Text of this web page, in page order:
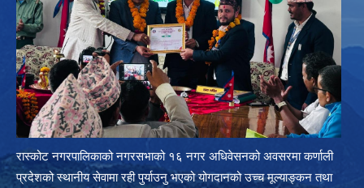
रास्कोट नगरपालिकाको नगरसभाको १६ नगर अधिवेसनको अवसरमा कर्णाली
प्रदेशको स्थानीय सेवामा रही पुर्याउनु भएको योगदानको उच्च मूल्याङ्कन तथा